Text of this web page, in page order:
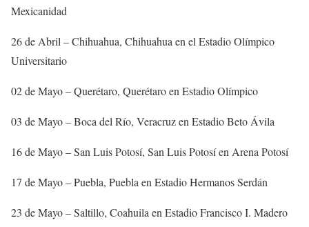
Mexicanidad
26 de Abril – Chihuahua, Chihuahua en el Estadio Olímpico
Universitario
02 de Mayo – Querétaro, Querétaro en Estadio Olímpico
03 de Mayo – Boca del Río, Veracruz en Estadio Beto Ávila
16 de Mayo – San Luis Potosí, San Luis Potosí en Arena Potosí
17 de Mayo – Puebla, Puebla en Estadio Hermanos Serdán
23 de Mayo – Saltillo, Coahuila en Estadio Francisco I. Madero